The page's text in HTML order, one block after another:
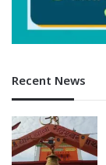
Recent News